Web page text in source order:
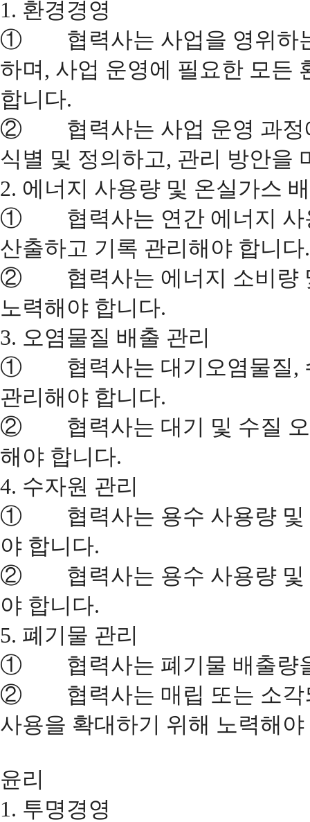
1. 환경경영
① 협력사는 사업을 영위하는
하며, 사업 운영에 필요한 모든
합니다.
② 협력사는 사업 운영 과정
식별 및 정의하고, 관리 방안을
2. 에너지 사용량 및 온실가스
① 협력사는 연간 에너지 사
산출하고 기록 관리해야 합니다.
② 협력사는 에너지 소비량
노력해야 합니다.
3. 오염물질 배출 관리
① 협력사는 대기오염물질,
관리해야 합니다.
② 협력사는 대기 및 수질 오
해야 합니다.
4. 수자원 관리
① 협력사는 용수 사용량 및
야 합니다.
② 협력사는 용수 사용량 및
야 합니다.
5. 폐기물 관리
① 협력사는 폐기물 배출량을
② 협력사는 매립 또는 소각
사용을 확대하기 위해 노력해
윤리
1. 투명경영